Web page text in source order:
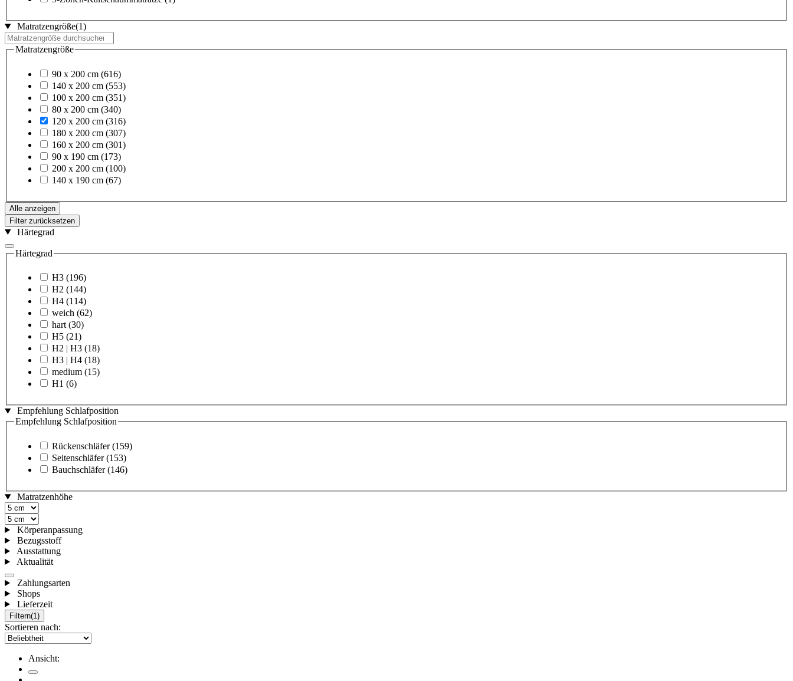
Matratzengröße(1)
Matratzengröße
90 x 200 cm (616)
140 x 200 cm (553)
100 x 200 cm (351)
80 x 200 cm (340)
120 x 200 cm (316)
180 x 200 cm (307)
160 x 200 cm (301)
90 x 190 cm (173)
200 x 200 cm (100)
140 x 190 cm (67)
Alle anzeigen
Filter zurücksetzen
Härtegrad
Härtegrad
H3 (196)
H2 (144)
H4 (114)
weich (62)
hart (30)
H5 (21)
H2 | H3 (18)
H3 | H4 (18)
medium (15)
H1 (6)
Empfehlung Schlafposition
Empfehlung Schlafposition
Rückenschläfer (159)
Seitenschläfer (153)
Bauchschläfer (146)
Matratzenhöhe
Körperanpassung
Bezugsstoff
Ausstattung
Aktualität
Zahlungsarten
Shops
Lieferzeit
Filtern(1)
Sortieren nach:
Ansicht: